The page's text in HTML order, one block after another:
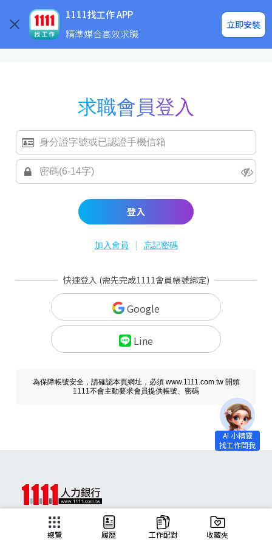
1111找工作 APP
精準媒合高效求職
立即安裝
企業求才
求職會員登入
登入
加入會員 | 忘記密碼
快速登入 (需先完成1111會員帳號綁定)
Google
Line
為保障帳號安全，請確認本頁網址，必須 www.1111.com.tw 開頭
1111不會主動要求會員提供帳號、密碼
總覽 履歷 工作配對 收藏夾